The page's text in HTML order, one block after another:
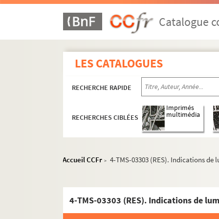
Catalogue
LES CATALOGUES
RECHERCHE RAPIDE
RECHERCHES CIBLÉES
Imprimés
multimédia
Accueil CCFr > 4-TMS-03303 (RES). Indications de
4-TMS-03303 (RES). Indications de
Maurice Hennequin, Romain Coolus. La
Henry Meilhac, Ludovic Halévy. Les
Victorien Sardou. La sorcière : drame en 5
Anicet Bourgeois, Jules Barbier. La
Henri-René Lenormand. Sortilèges : pièce
Philippe Fauré-Frémiet. Le souffle du
Arthur Schnitzler. Souper d'adieu : comédie
Denys Amiel, André Obey. La souriante
Marcel Gerbidon et Paul Armont. Souris
John Steinbeck. Des souris et des hommes